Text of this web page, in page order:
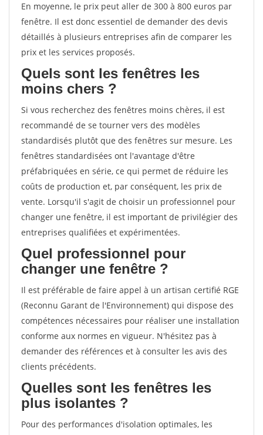
En moyenne, le prix peut aller de 300 à 800 euros par
fenêtre. Il est donc essentiel de demander des devis
détaillés à plusieurs entreprises afin de comparer les
prix et les services proposés.
Quels sont les fenêtres les
moins chers ?
Si vous recherchez des fenêtres moins chères, il est
recommandé de se tourner vers des modèles
standardisés plutôt que des fenêtres sur mesure. Les
fenêtres standardisées ont l'avantage d'être
préfabriquées en série, ce qui permet de réduire les
coûts de production et, par conséquent, les prix de
vente. Lorsqu'il s'agit de choisir un professionnel pour
changer une fenêtre, il est important de privilégier des
entreprises qualifiées et expérimentées.
Quel professionnel pour
changer une fenêtre ?
Il est préférable de faire appel à un artisan certifié RGE
(Reconnu Garant de l'Environnement) qui dispose des
compétences nécessaires pour réaliser une installation
conforme aux normes en vigueur. N'hésitez pas à
demander des références et à consulter les avis des
clients précédents.
Quelles sont les fenêtres les
plus isolantes ?
Pour des performances d'isolation optimales, les